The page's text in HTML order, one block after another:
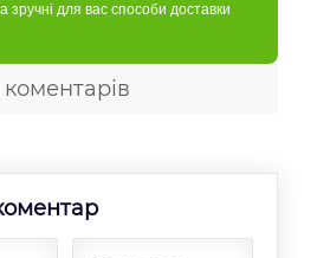
зручні для вас способи доставки